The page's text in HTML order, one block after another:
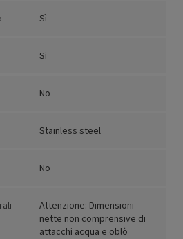
Sì
Si
No
Stainless steel
No
Attenzione: Dimensioni
nette non comprensive di
attacchi acqua e oblò